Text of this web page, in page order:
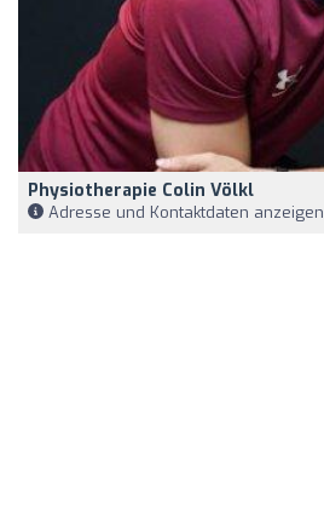
Physiotherapie Colin Völkl
Adresse und Kontaktdaten anzeigen